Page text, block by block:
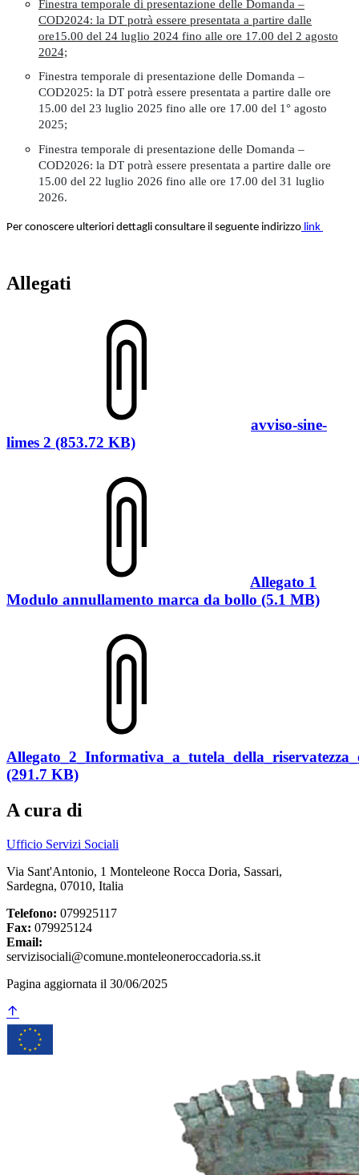
Finestra temporale di presentazione delle Domanda –
COD2024: la DT potrà essere presentata a partire dalle
ore15.00 del 24 luglio 2024 fino alle ore 17.00 del 2 agosto
2024;
Finestra temporale di presentazione delle Domanda –
COD2025: la DT potrà essere presentata a partire dalle ore
15.00 del 23 luglio 2025 fino alle ore 17.00 del 1° agosto
2025;
Finestra temporale di presentazione delle Domanda –
COD2026: la DT potrà essere presentata a partire dalle ore
15.00 del 22 luglio 2026 fino alle ore 17.00 del 31 luglio
2026.
Per conoscere ulteriori dettagli consultare il seguente indirizzo link
Allegati
avviso-sine-
limes 2 (853.72 KB)
Allegato 1
Modulo annullamento marca da bollo (5.1 MB)
(291.7 KB)
A cura di
Ufficio Servizi Sociali
Via Sant'Antonio, 1 Monteleone Rocca Doria, Sassari,
Sardegna, 07010, Italia
Telefono: 079925117
Fax: 079925124
Email:
servizisociali@comune.monteleoneroccadoria.ss.it
Pagina aggiornata il 30/06/2025